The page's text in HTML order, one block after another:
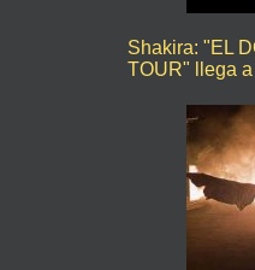
Shakira: "EL
TOUR" llega